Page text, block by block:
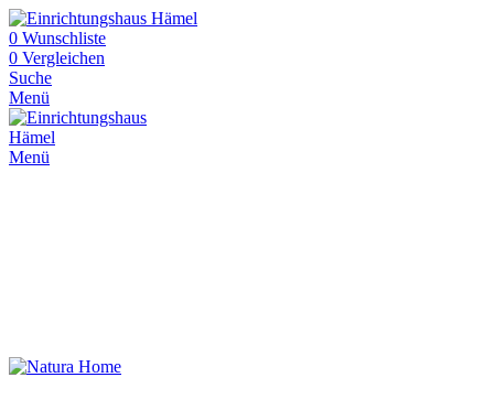
0 Wunschliste
0 Vergleichen
Suche
Menü
Menü